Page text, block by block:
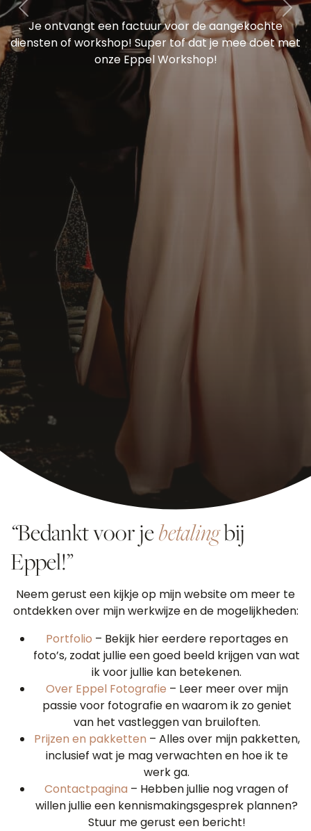
Previous Next
Je ontvangt een factuur voor de aangekochte
diensten of workshop! Super tof dat je mee doet met
onze Eppel Workshop!
“Bedankt voor jebetalingbij
Eppel!”
Neem gerust een kijkje op mijn website om meer te
ontdekken over mijn werkwijze en de mogelijkheden:
Portfolio – Bekijk hier eerdere reportages en
foto’s, zodat jullie een goed beeld krijgen van wat
ik voor jullie kan betekenen.
Over Eppel Fotografie – Leer meer over mijn
passie voor fotografie en waarom ik zo geniet
van het vastleggen van bruiloften.
Prijzen en pakketten – Alles over mijn pakketten,
inclusief wat je mag verwachten en hoe ik te
werk ga.
Contactpagina – Hebben jullie nog vragen of
willen jullie een kennismakingsgesprek plannen?
Stuur me gerust een bericht!